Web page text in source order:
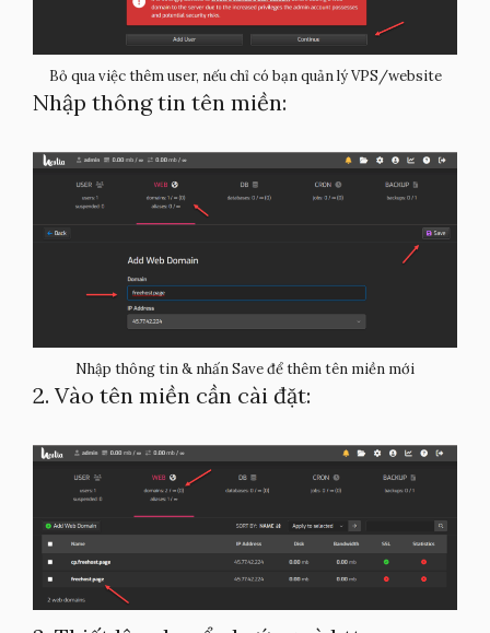
Bỏ qua việc thêm user, nếu chỉ có bạn quản lý VPS/website
Nhập thông tin tên miền:
Nhập thông tin & nhấn Save để thêm tên miền mới
2. Vào tên miền cần cài đặt: